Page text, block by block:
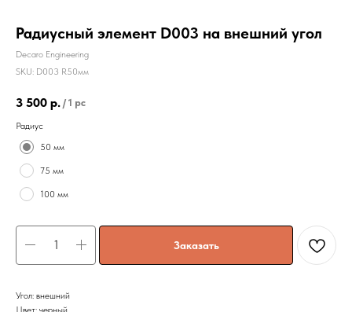
Радиусный элемент D003 на внешний угол
Decaro Engineering
SKU: D003 R50мм
3 500 р. / 1 pc
Радиус
50 мм
75 мм
100 мм
Заказать
Угол: внешний
Цвет: черный